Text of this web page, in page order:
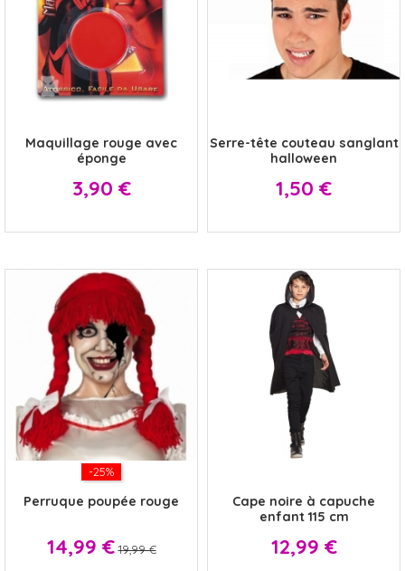
Maquillage rouge avec
éponge
Prix
3,90 €
Serre-tête couteau sanglant
halloween
Prix
1,50 €
-25%
Perruque poupée rouge
Prix
14,99 € 19,99 €
Cape noire à capuche
enfant 115 cm
Prix
12,99 €